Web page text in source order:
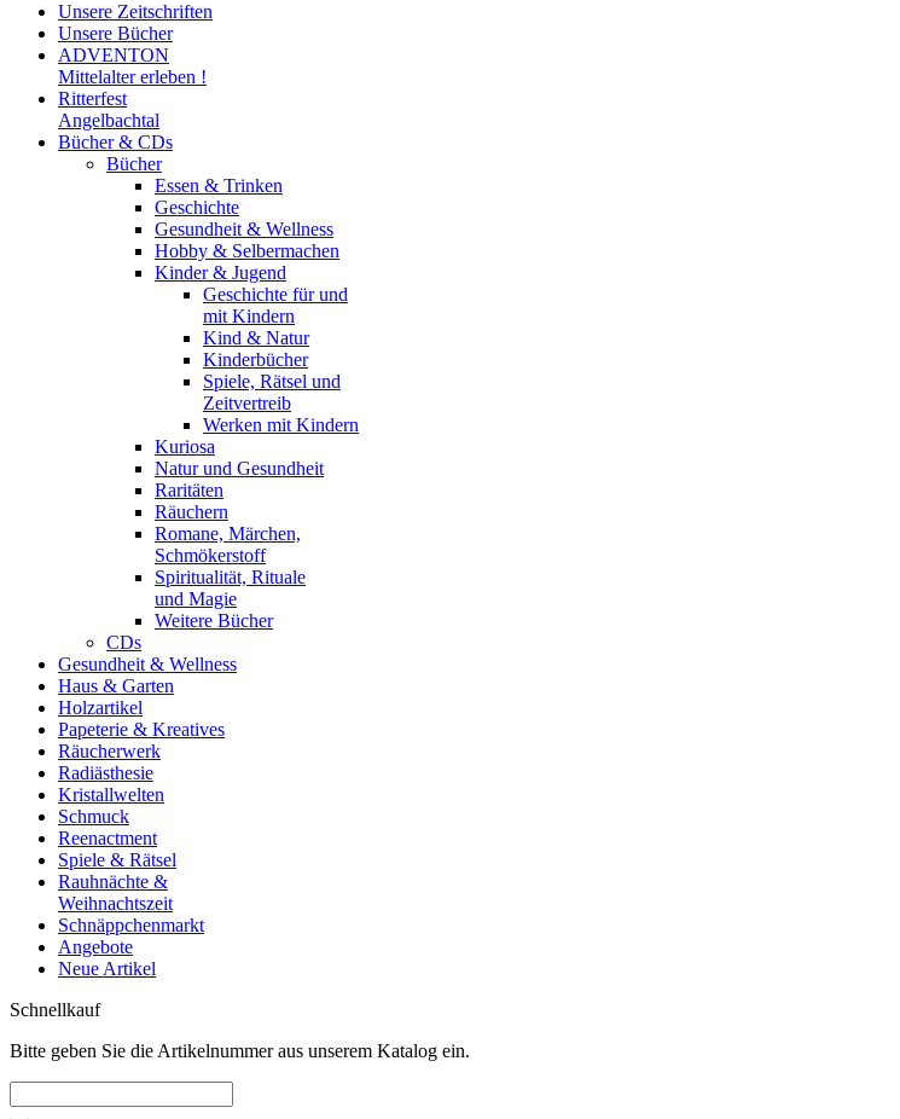
Unsere Zeitschriften
Unsere Bücher
ADVENTON
Mittelalter erleben !
Ritterfest
Angelbachtal
Bücher & CDs
Bücher
Essen & Trinken
Geschichte
Gesundheit & Wellness
Hobby & Selbermachen
Kinder & Jugend
Geschichte für und
mit Kindern
Kind & Natur
Kinderbücher
Spiele, Rätsel und
Zeitvertreib
Werken mit Kindern
Kuriosa
Natur und Gesundheit
Raritäten
Räuchern
Romane, Märchen,
Schmökerstoff
Spiritualität, Rituale
und Magie
Weitere Bücher
CDs
Gesundheit & Wellness
Haus & Garten
Holzartikel
Papeterie & Kreatives
Räucherwerk
Radiästhesie
Kristallwelten
Schmuck
Reenactment
Spiele & Rätsel
Rauhnächte &
Weihnachtszeit
Schnäppchenmarkt
Angebote
Neue Artikel
Schnellkauf
Bitte geben Sie die Artikelnummer aus unserem Katalog ein.